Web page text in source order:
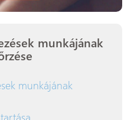
munkájának
munkájának